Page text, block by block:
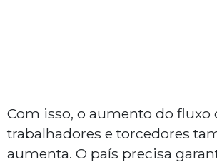
Com isso, o aumento do fluxo
trabalhadores e torcedores
aumenta. O país precisa